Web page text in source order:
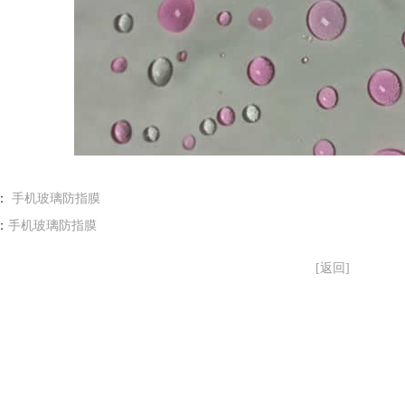
手机玻璃防指膜
手机玻璃防指膜
[返回]